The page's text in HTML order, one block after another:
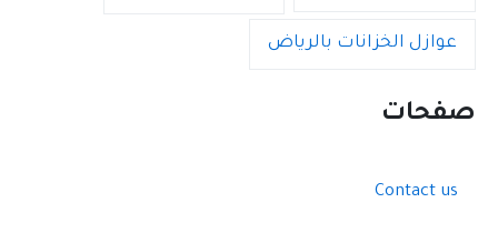
عوازل الخزانات بالرياض
صفحات
Contact us